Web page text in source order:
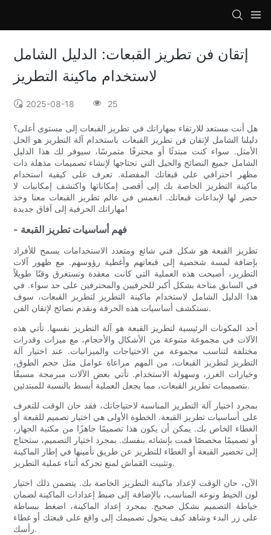
إتقان فن تطريز القبعات: الدليل الشامل
لاستخدام ماكينة التطريز
2025-08-18 25
هل أنت مستعد للارتقاء بمهاراتك في تطريز القبعات إلى مستوى أعلى؟
دليلنا الشامل لإتقان فن تطريز القبعات باستخدام آلة التطريز هو الحل
الأمثل. سواء كنت مبتدئًا أو محترفًا متمرسًا، سيوفر لك هذا الدليل
الشامل جميع النصائح والحيل التي تحتاجها لإنشاء تصميمات مذهلة ذات
مظهر احترافي على قبعاتك المفضلة. تعرف على كيفية استخدام
ماكينة التطريز الخاصة بك إلى أقصى إمكاناتها واكتشف إمكانيات لا
حصر لها لإبداعات قبعاتك. انغمس في عالم تطريز القبعات معنا وخذ
مهاراتك الحرفية إلى آفاق جديدة!
- فهم أساسيات تطريز القبعة
تطريز القبعة هو شكل فني شائع ومتعدد الاستخدامات يسمح للأفراد
بإضافة لمسة شخصية إلى قبعاتهم وأغطية رؤوسهم. مع ظهور آلات
التطريز، أصبحت هذه العملية التي كانت معقدة وتستغرق وقتًا طويلاً
في السابق متاحة بشكل أكبر للحرفيين والمحترفين على حد سواء. في
هذا الدليل الشامل لاستخدام ماكينة التطريز لتطريز القبعات، سوف
نستكشف أساسيات هذه الحرفة ونقدم نصائح لإتقان الفن.
أحد المكونات الرئيسية لتطريز القبعة هو آلة التطريز نفسها. تأتي هذه
الآلات في مجموعة متنوعة من الأشكال والأحجام، مع ميزات وقدرات
مختلفة لتناسب مجموعة من الاحتياجات والميزانيات. عند اختيار آلة
التطريز لتطريز القبعات، من المهم مراعاة عوامل مثل حجم الطوق،
وخيارات الغرز، وسهولة الاستخدام. تأتي بعض الآلات مبرمجة مسبقًا
بتصميمات تطريز القبعات، مما يجعل العملية أبسط بالنسبة للمبتدئين.
بمجرد اختيار آلة التطريز المناسبة لاحتياجاتك، فقد حان الوقت للتعرف
على أساسيات تطريز القبعة. الخطوة الأولى هي اختيار تصميم للقبعة أو
الغطاء الخاص بك. يمكن أن يكون هذا تصميمًا جاهزًا من مكتبة الجهاز،
أو تصميمًا مخصصًا قمت بإنشائه بنفسك. بمجرد اختيار التصميم، ستحتاج
إلى تحضير القبعة أو الغطاء للتطريز عن طريق تأمينها في إطار الماكينة
وتثبيت القماش لمنع تحركه أثناء عملية التطريز.
الآن، حان الوقت لإعداد ماكينة التطريز الخاصة بك. يتضمن ذلك اختيار
لون الخيط ونوعه المناسب، بالإضافة إلى ضبط إعدادات الماكينة لضمان
خياطة التصميم بشكل صحيح. بمجرد إعداد الماكينة، اضغط ببساطة
على زر البدء وشاهد كيف يتحول تصميمك إلى واقع على قبعتك أو غطاء
رأسك.